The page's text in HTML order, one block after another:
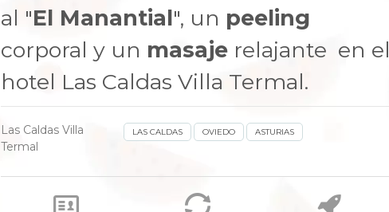
next
al "El Manantial", un peeling
corporal y un masaje relajante en el
hotel Las Caldas Villa Termal.
Las Caldas Villa
Termal
LAS CALDAS OVIEDO ASTURIAS